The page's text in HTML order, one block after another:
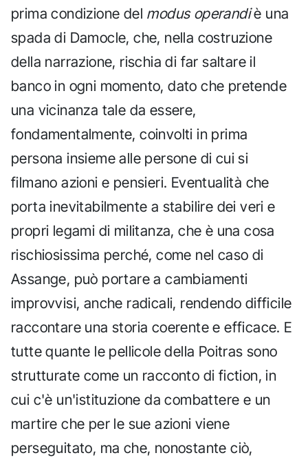
prima condizione del modus operandiè una
spada di Damocle, che, nella costruzione
della narrazione, rischia di far saltare il
banco in ogni momento, dato che pretende
una vicinanza tale da essere,
fondamentalmente, coinvolti in prima
persona insieme alle persone di cui si
filmano azioni e pensieri. Eventualità che
porta inevitabilmente a stabilire dei veri e
propri legami di militanza, che è una cosa
rischiosissima perché, come nel caso di
Assange, può portare a cambiamenti
improvvisi, anche radicali, rendendo difficile
raccontare una storia coerente e efficace. E
tutte quante le pellicole della Poitras sono
strutturate come un racconto di fiction, in
cui c'è un'istituzione da combattere e un
martire che per le sue azioni viene
perseguitato, ma che, nonostante ciò,